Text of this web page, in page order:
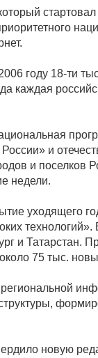
году 18-ти
каждая
и
и поселков
недели.
уходящего
и Татарстан.
75 тыс.
новую